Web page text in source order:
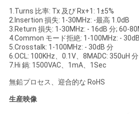
図
PRIVACY
POLICY
1.Turns 比率: Tx 及び Rx+1: 1±5%
2.Insertion 損失: 1-30MHz: -最高 1.0dB
3.Return 損失: 1-30MHz: - 16dB 分; 60-
4.Common モード拒絶: 1-100MHz: -
5.Crosstalk: 1-100MHz: - 30dB 分
6.OCL: 100KHz、0.1V、8MADC: 350uH 分
7.Hi 鍋: 1500VAC、1mA、1Sec
無鉛プロセス、迎合的な RoHS
生産映像